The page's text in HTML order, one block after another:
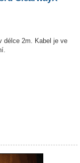
délce 2m. Kabel je ve